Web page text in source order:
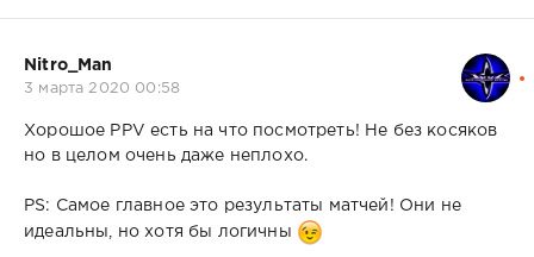
Nitro_Man
3 марта 2020 00:58
Хорошое PPV есть на что посмотреть! Не без косяков
но в целом очень даже неплохо.
PS: Самое главное это результаты матчей! Они не
идеальны, но хотя бы логичны